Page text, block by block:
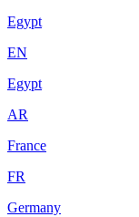
Egypt
EN
Egypt
AR
France
FR
Germany